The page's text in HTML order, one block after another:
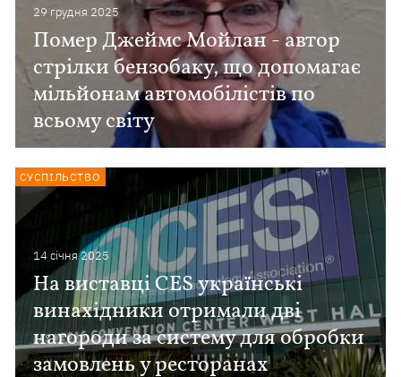
29 грудня 2025
Помер Джеймс Мойлан - автор
стрілки бензобаку, що допомагає
мільйонам автомобілістів по
всьому світу
14 сiчня 2025
На виставці CES українські
винахідники отримали дві
нагороди за систему для обробки
замовлень у ресторанах
СУСПІЛЬСТВО